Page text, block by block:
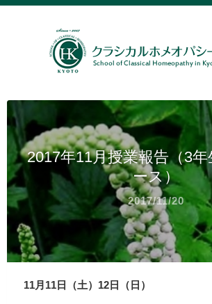
2017年11月授業報告（3
ース）
2017/11/20
11月11日（土）12日（日）